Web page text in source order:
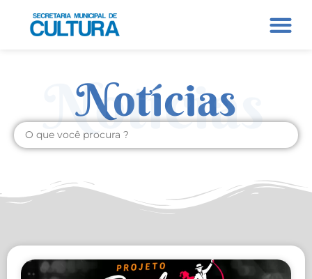
Notícias
Notícias